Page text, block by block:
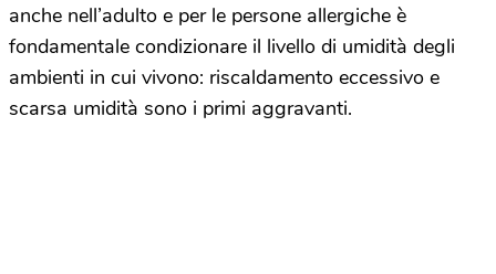
anche nell’adulto e per le persone allergiche è
fondamentale condizionare il livello di umidità degli
ambienti in cui vivono: riscaldamento eccessivo e
scarsa umidità sono i primi aggravanti.